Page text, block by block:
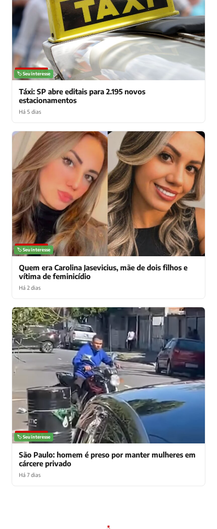
NOTÍCIAS
🏷️ Seu interesse
Táxi: SP abre editais para 2.195 novos
estacionamentos
Há 5 dias
NOTÍCIAS
🏷️ Seu interesse
Quem era Carolina Jasevicius, mãe de dois filhos e
vítima de feminicídio
Há 2 dias
NOTÍCIAS
🏷️ Seu interesse
São Paulo: homem é preso por manter mulheres em
cárcere privado
Há 7 dias